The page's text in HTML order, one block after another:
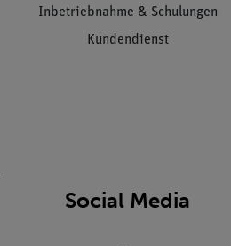
Inbetriebnahme & Schulungen
Kundendienst
Social Media